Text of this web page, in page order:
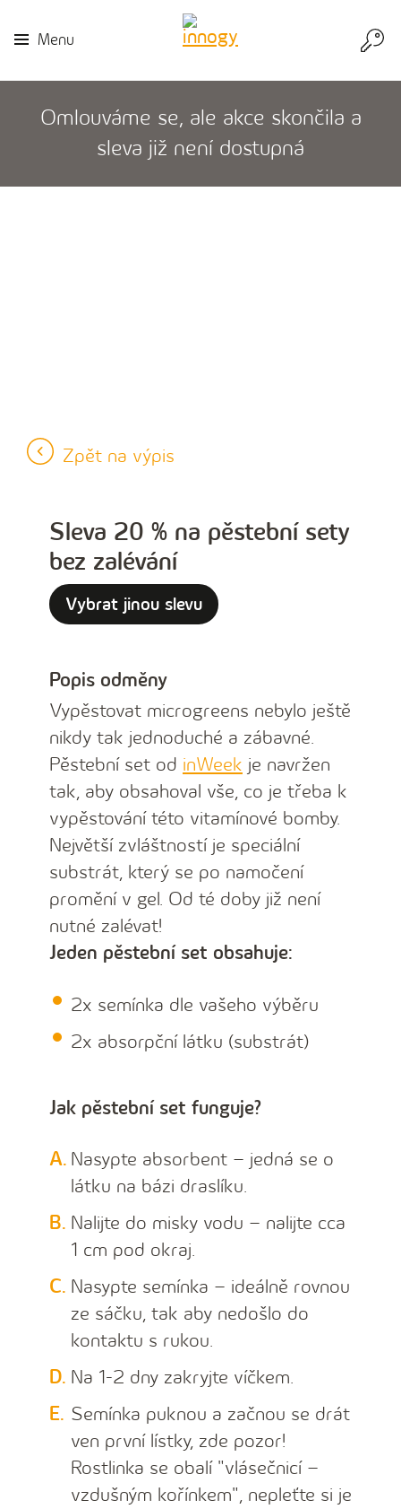
Menu
Omlouváme se, ale akce skončila a
sleva již není dostupná
Zpět na výpis
Sleva 20 % na pěstební sety
bez zalévání
Vybrat jinou slevu
Popis odměny
Vypěstovat microgreens nebylo ještě
nikdy tak jednoduché a zábavné.
Pěstební set od inWeek je navržen
tak, aby obsahoval vše, co je třeba k
vypěstování této vitamínové bomby.
Největší zvláštností je speciální
substrát, který se po namočení
promění v gel. Od té doby již není
nutné zalévat!
Jeden pěstební set obsahuje:
2x semínka dle vašeho výběru
2x absorpční látku (substrát)
Jak pěstební set funguje?
Nasypte absorbent – jedná se o
látku na bázi draslíku.
Nalijte do misky vodu – nalijte cca
1 cm pod okraj.
Nasypte semínka – ideálně rovnou
ze sáčku, tak aby nedošlo do
kontaktu s rukou.
Na 1-2 dny zakryjte víčkem.
Semínka puknou a začnou se drát
ven první lístky, zde pozor!
Rostlinka se obalí "vlásečnicí –
vzdušným kořínkem", nepleťte si je